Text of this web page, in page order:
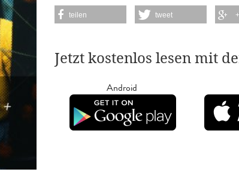
teilen tweet
Jetzt kostenlos lesen mit
Android